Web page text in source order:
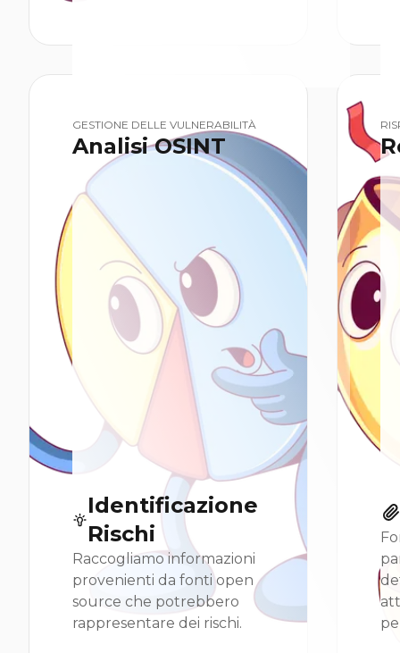
GESTIONE DELLE VULNERABILITÀ
Analisi OSINT
Identificazione
Rischi
Raccogliamo informazioni
provenienti da fonti open
source che potrebbero
rappresentare dei rischi.